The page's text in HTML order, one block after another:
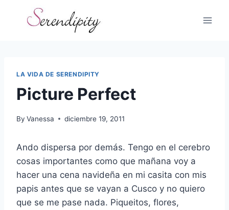
LA VIDA DE SERENDIPITY
Picture Perfect
By Vanessa diciembre 19, 2011
Ando dispersa por demás. Tengo en el cerebro
cosas importantes como que mañana voy a
hacer una cena navideña en mi casita con mis
papis antes que se vayan a Cusco y no quiero
que se me pase nada. Piqueitos, flores,